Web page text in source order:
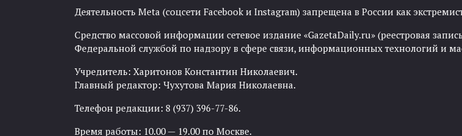
Деятельность Meta (соцсети Facebook и Instagram) запрещена в России как
Средство массовой информации сетевое издание «GazetaDaily.ru» (реестровая
Федеральной службой по надзору в сфере связи, информационных технологий и
Учредитель: Харитонов Константин Николаевич.
Главный редактор: Чухутова Мария Николаевна.
Телефон редакции: 8 (937) 396-77-86.
Время работы: 10.00 — 19.00 по Москве.